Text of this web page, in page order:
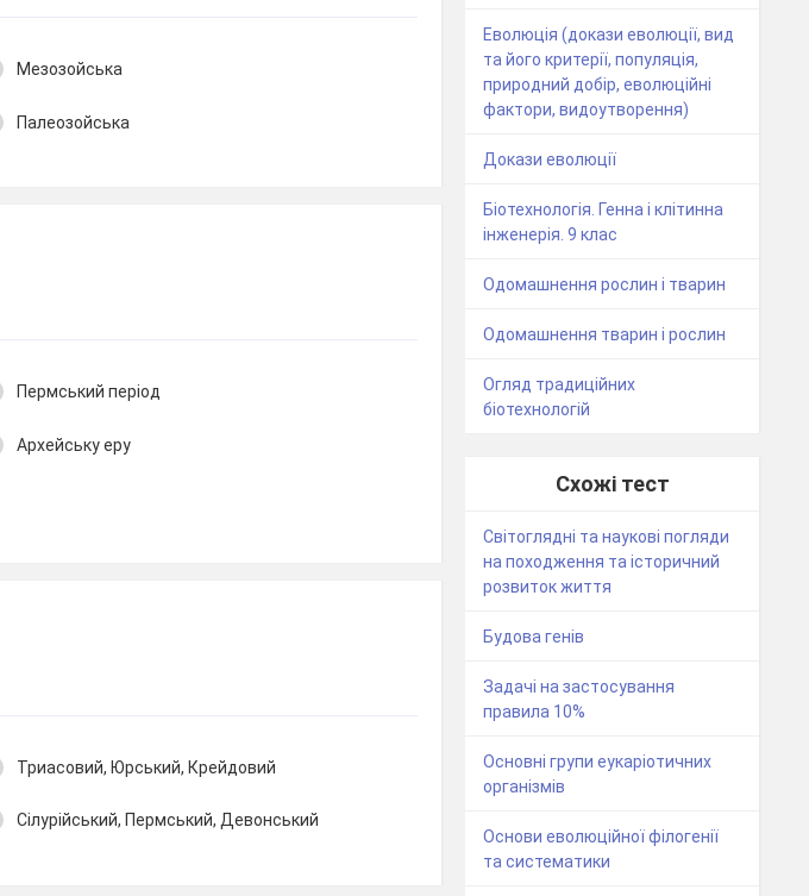
Мезозойська
Палеозойська
Пермський період
Архейську еру
Триасовий, Юрський, Крейдовий
Сілурійський, Пермський, Девонський
Еволюція (докази еволюції, вид
та його критерії, популяція,
природний добір, еволюційні
фактори, видоутворення)
Докази еволюції
Біотехнологія. Генна і клітинна
інженерія. 9 клас
Одомашнення рослин і тварин
Одомашнення тварин і рослин
Огляд традиційних
біотехнологій
Схожі тест
Світоглядні та наукові погляди
на походження та історичний
розвиток життя
Будова генів
Задачі на застосування
правила 10%
Основні групи еукаріотичних
організмів
Основи еволюційної філогенії
та систематики